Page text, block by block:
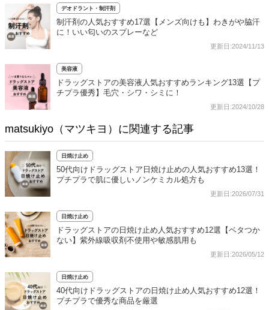
デオドラント・制汗剤
制汗剤の人気おすすめ17選【メンズ向けも】わきがや脇汗
に！いい匂いのスプレーなど
更新日:2024/11/13
美容液
ドラッグストアの美容液人気おすすめランキング13選【プ
チプラ優秀】毛穴・シワ・シミに！
更新日:2024/10/28
matsukiyo（マツキヨ）に関連する記事
日焼け止め
50代向けドラッグストア日焼け止めの人気おすすめ13選！
プチプラで肌に優しいノンケミカル処方も
更新日:2026/07/31
日焼け止め
ドラッグストアの日焼け止め人気おすすめ12選【ベタつか
ない】紫外線吸収剤不使用や敏感肌用も
更新日:2026/05/12
日焼け止め
40代向けドラッグストアの日焼け止め人気おすすめ12選！
プチプラで優秀な商品を厳選